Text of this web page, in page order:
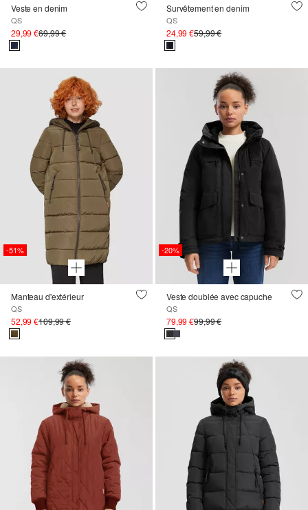
Veste en denim
QS
29,99 €69,99 €
Survêtement en denim
QS
24,99 €59,99 €
-51%
Manteau d'extérieur
QS
52,99 €109,99 €
-20%
Veste doublée avec capuche
QS
79,99 €99,99 €